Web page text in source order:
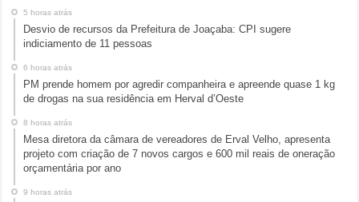
5 horas atrás
Desvio de recursos da Prefeitura de Joaçaba: CPI sugere
indiciamento de 11 pessoas
6 horas atrás
PM prende homem por agredir companheira e apreende quase 1 kg
de drogas na sua residência em Herval d’Oeste
8 horas atrás
Mesa diretora da câmara de vereadores de Erval Velho, apresenta
projeto com criação de 7 novos cargos e 600 mil reais de oneração
orçamentária por ano
9 horas atrás